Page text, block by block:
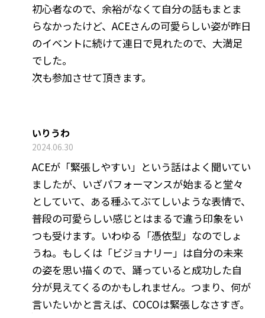
初心者なので、余裕がなくて自分の話もまとま
らなかったけど、ACEさんの可愛らしい姿が昨日
のイベントに続けて連日で見れたので、大満足
でした。
次も参加させて頂きます。
いりうわ
2024.06.30
ACEが「緊張しやすい」という話はよく聞いてい
ましたが、いざパフォーマンスが始まると堂々
としていて、ある種ふてぶてしいような表情で、
普段の可愛らしい感じとはまるで違う印象をい
つも受けます。いわゆる「憑依型」なのでしょ
うね。もしくは「ビジョナリー」は自分の未来
の姿を思い描くので、踊っていると成功した自
分が見えてくるのかもしれません。つまり、何が
言いたいかと言えば、COCOは緊張しなさすぎ。